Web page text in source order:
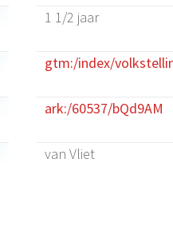
1 1/2 jaar
gtm:/index/
ark:/60537/bQd9AM
van Vliet